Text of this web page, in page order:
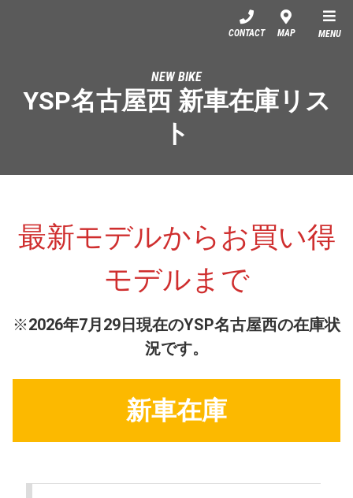
CONTACT MAP MENU
NEW BIKE
YSP名古屋西 新車在庫リス
ト
最新モデルからお買い得
モデルまで
※2026年7月29日現在のYSP名古屋西の在庫状
況です。
新車在庫